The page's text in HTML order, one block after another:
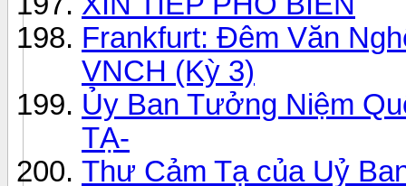
Frankfurt: Đêm Văn
VNCH (Kỳ 3)
Ủy Ban Tưởng Niệm
TẠ-
Thư Cảm Tạ của Uỷ